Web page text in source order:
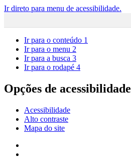
Ir direto para menu de acessibilidade.
Ir para o conteúdo 1
Ir para o menu 2
Ir para a busca 3
Ir para o rodapé 4
Opções de acessibilidade
Acessibilidade
Alto contraste
Mapa do site